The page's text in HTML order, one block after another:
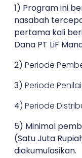
1) Program ini
nasabah
pertama kali
Dana PT LiF
2) Periode
3) Periode
4) Periode
5) Minimal
(Satu Juta
diakumulasikan.